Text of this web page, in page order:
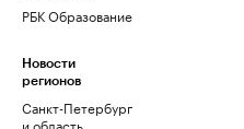
РБК Образование
Новости
регионов
Санкт-Петербург
и область